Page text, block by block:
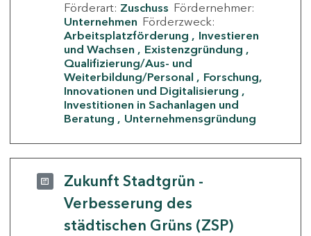
Förderart: Zuschuss Fördernehmer:
Unternehmen Förderzweck:
Arbeitsplatzförderung
Investieren
und Wachsen
Existenzgründung
Qualifizierung/Aus- und
Weiterbildung/Personal
Forschung,
Innovationen und Digitalisierung
Investitionen in Sachanlagen und
Beratung
Unternehmensgründung
Zukunft Stadtgrün -
Verbesserung des
städtischen Grüns (ZSP)